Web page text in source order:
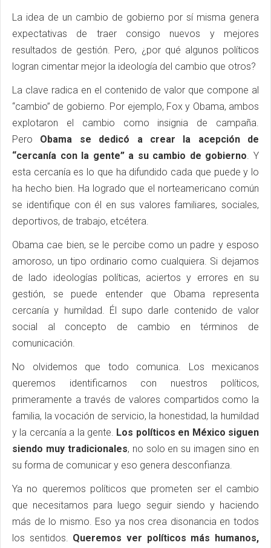
La idea de un cambio de gobierno por sí misma genera
expectativas de traer consigo nuevos y mejores
resultados de gestión. Pero, ¿por qué algunos políticos
logran cimentar mejor la ideología del cambio que otros?
La clave radica en el contenido de valor que compone al
“cambio” de gobierno. Por ejemplo, Fox y Obama, ambos
explotaron el cambio como insignia de campaña.
Pero Obama se dedicó a crear la acepción de
“cercanía con la gente” a su cambio de gobierno. Y
esta cercanía es lo que ha difundido cada que puede y lo
ha hecho bien. Ha logrado que el norteamericano común
se identifique con él en sus valores familiares, sociales,
deportivos, de trabajo, etcétera.
Obama cae bien, se le percibe como un padre y esposo
amoroso, un tipo ordinario como cualquiera. Si dejamos
de lado ideologías políticas, aciertos y errores en su
gestión, se puede entender que Obama representa
cercanía y humildad. Él supo darle contenido de valor
social al concepto de cambio en términos de
comunicación.
No olvidemos que todo comunica. Los mexicanos
queremos identificarnos con nuestros políticos,
primeramente a través de valores compartidos como la
familia, la vocación de servicio, la honestidad, la humildad
y la cercanía a la gente. Los políticos en México siguen
siendo muy tradicionales, no solo en su imagen sino en
su forma de comunicar y eso genera desconfianza.
Ya no queremos políticos que prometen ser el cambio
que necesitamos para luego seguir siendo y haciendo
más de lo mismo. Eso ya nos crea disonancia en todos
los sentidos. Queremos ver políticos más humanos,